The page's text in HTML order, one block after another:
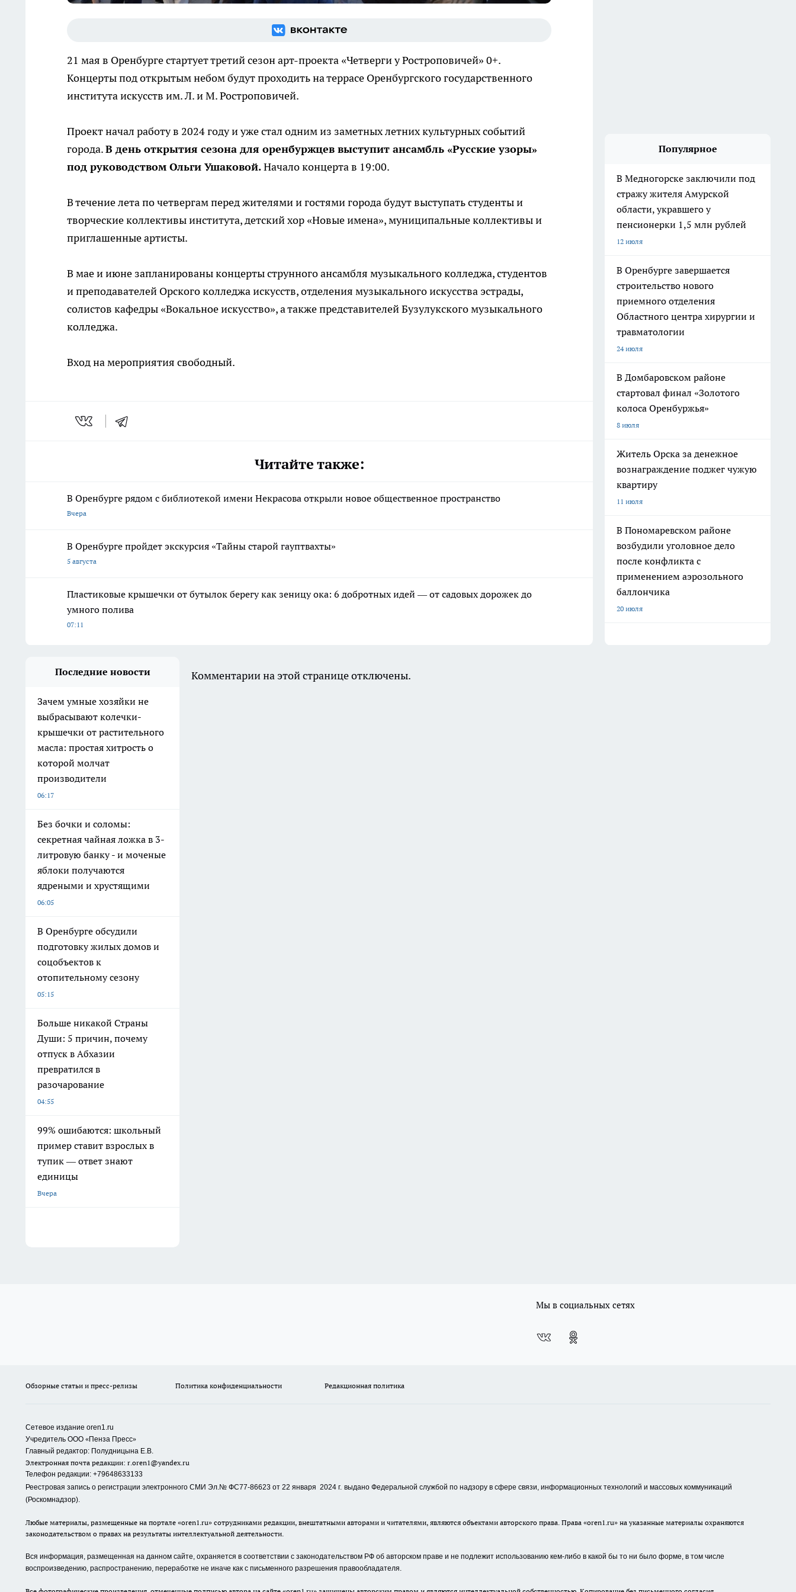
21 мая в Оренбурге стартует третий сезон арт-проекта «Четверги у Ростроповичей» 0+.
Концерты под открытым небом будут проходить на террасе Оренбургского государственного
института искусств им. Л. и М. Ростроповичей.
Проект начал работу в 2024 году и уже стал одним из заметных летних культурных событий
города.В день открытия сезона для оренбуржцев выступит ансамбль «Русские узоры»
под руководством Ольги Ушаковой.Начало концерта в 19:00.
В течение лета по четвергам перед жителями и гостями города будут выступать студенты и
творческие коллективы института, детский хор «Новые имена», муниципальные коллективы и
приглашенные артисты.
В мае и июне запланированы концерты струнного ансамбля музыкального колледжа, студентов
и преподавателей Орского колледжа искусств, отделения музыкального искусства эстрады,
солистов кафедры «Вокальное искусство», а также представителей Бузулукского музыкального
колледжа.
Вход на мероприятия свободный.
Читайте также:
В Оренбурге рядом с библиотекой имени Некрасова открыли новое общественное пространство
Вчера
В Оренбурге пройдет экскурсия «Тайны старой гауптвахты»
5 августа
Пластиковые крышечки от бутылок берегу как зеницу ока: 6 добротных идей — от садовых дорожек до
умного полива
07:11
Популярное
В Медногорске заключили под
стражу жителя Амурской
области, укравшего у
пенсионерки 1,5 млн рублей
12 июля
В Оренбурге завершается
строительство нового
приемного отделения
Областного центра хирургии и
травматологии
24 июля
В Домбаровском районе
стартовал финал «Золотого
колоса Оренбуржья»
8 июля
Житель Орска за денежное
вознаграждение поджег чужую
квартиру
11 июля
В Пономаревском районе
возбудили уголовное дело
после конфликта с
применением аэрозольного
баллончика
20 июля
Последние новости
Зачем умные хозяйки не
выбрасывают колечки-
крышечки от растительного
масла: простая хитрость о
которой молчат
производители
06:17
Без бочки и соломы:
секретная чайная ложка в 3-
литровую банку - и моченые
яблоки получаются
ядреными и хрустящими
06:05
В Оренбурге обсудили
подготовку жилых домов и
соцобъектов к
отопительному сезону
05:15
Больше никакой Страны
Души: 5 причин, почему
отпуск в Абхазии
превратился в
разочарование
04:55
99% ошибаются: школьный
пример ставит взрослых в
тупик — ответ знают
единицы
Вчера
Комментарии на этой странице отключены.
Мы в социальных сетях
Обзорные статьи и пресс-релизы Политика конфиденциальности Редакционная политика
Сетевое издание oren1.ru
Учредитель ООО «Пенза Пресс»
Главный редактор: Полудницына Е.В.
Электронная почта редакции: r.oren1@yandex.ru
Телефон редакции: +79648633133
Реестровая запись о регистрации электронного СМИ Эл.№ ФС77-86623 от 22 января 2024 г. выдано Федеральной службой по надзору в сфере связи, информационных технологий и массовых коммуникаций
(Роскомнадзор).
Любые материалы, размещенные на портале «oren1.ru» сотрудниками редакции, внештатными авторами и читателями, являются объектами авторского права. Права «oren1.ru» на указанные материалы охраняются
законодательством о правах на результаты интеллектуальной деятельности.
Вся информация, размещенная на данном сайте, охраняется в соответствии с законодательством РФ об авторском праве и не подлежит использованию кем-либо в какой бы то ни было форме, в том числе
воспроизведению, распространению, переработке не иначе как с письменного разрешения правообладателя.